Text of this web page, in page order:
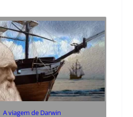
A viagem de Darwin